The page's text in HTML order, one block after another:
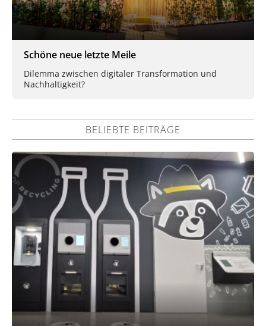
Schöne neue letzte Meile
Dilemma zwischen digitaler Transformation und
Nachhaltigkeit?
BELIEBTE BEITRÄGE